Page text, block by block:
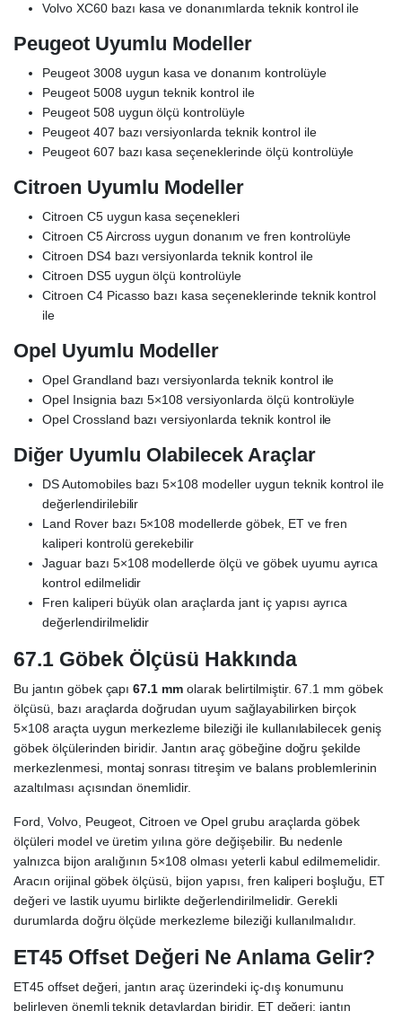
Volvo XC60 bazı kasa ve donanımlarda teknik kontrol ile
Peugeot Uyumlu Modeller
Peugeot 3008 uygun kasa ve donanım kontrolüyle
Peugeot 5008 uygun teknik kontrol ile
Peugeot 508 uygun ölçü kontrolüyle
Peugeot 407 bazı versiyonlarda teknik kontrol ile
Peugeot 607 bazı kasa seçeneklerinde ölçü kontrolüyle
Citroen Uyumlu Modeller
Citroen C5 uygun kasa seçenekleri
Citroen C5 Aircross uygun donanım ve fren kontrolüyle
Citroen DS4 bazı versiyonlarda teknik kontrol ile
Citroen DS5 uygun ölçü kontrolüyle
Citroen C4 Picasso bazı kasa seçeneklerinde teknik kontrol
ile
Opel Uyumlu Modeller
Opel Grandland bazı versiyonlarda teknik kontrol ile
Opel Insignia bazı 5×108 versiyonlarda ölçü kontrolüyle
Opel Crossland bazı versiyonlarda teknik kontrol ile
Diğer Uyumlu Olabilecek Araçlar
DS Automobiles bazı 5×108 modeller uygun teknik kontrol ile
değerlendirilebilir
Land Rover bazı 5×108 modellerde göbek, ET ve fren
kaliperi kontrolü gerekebilir
Jaguar bazı 5×108 modellerde ölçü ve göbek uyumu ayrıca
kontrol edilmelidir
Fren kaliperi büyük olan araçlarda jant iç yapısı ayrıca
değerlendirilmelidir
67.1 Göbek Ölçüsü Hakkında
Bu jantın göbek çapı67.1 mm olarak belirtilmiştir. 67.1 mm göbek
ölçüsü, bazı araçlarda doğrudan uyum sağlayabilirken birçok
5×108 araçta uygun merkezleme bileziği ile kullanılabilecek geniş
göbek ölçülerinden biridir. Jantın araç göbeğine doğru şekilde
merkezlenmesi, montaj sonrası titreşim ve balans problemlerinin
azaltılması açısından önemlidir.
Ford, Volvo, Peugeot, Citroen ve Opel grubu araçlarda göbek
ölçüleri model ve üretim yılına göre değişebilir. Bu nedenle
yalnızca bijon aralığının 5×108 olması yeterli kabul edilmemelidir.
Aracın orijinal göbek ölçüsü, bijon yapısı, fren kaliperi boşluğu, ET
değeri ve lastik uyumu birlikte değerlendirilmelidir. Gerekli
durumlarda doğru ölçüde merkezleme bileziği kullanılmalıdır.
ET45 Offset Değeri Ne Anlama Gelir?
ET45 offset değeri, jantın araç üzerindeki iç-dış konumunu
belirleyen önemli teknik detaylardan biridir. ET değeri; jantın